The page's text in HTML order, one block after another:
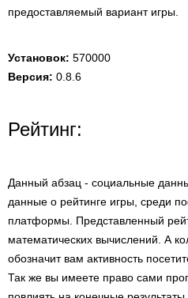
предоставляемый вариант игры.
Установок: 570000
Версия: 0.8.6
Рейтинг:
Данный абзац - социальные
данные о рейтинге игры, среди
платформы. Представленный
математических вычислений. А
обозначит вам активность
Так же вы имеете право сами